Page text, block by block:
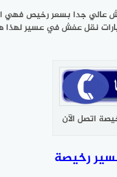
عالي جدا بسعر رخيص
عفش في عسير لهذا هي
اتصل الآن
رخيصة